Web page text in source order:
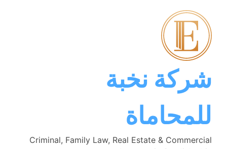
content
شركة نخبة
للمحاماة
Criminal, Family Law, Real Estate & Commercial